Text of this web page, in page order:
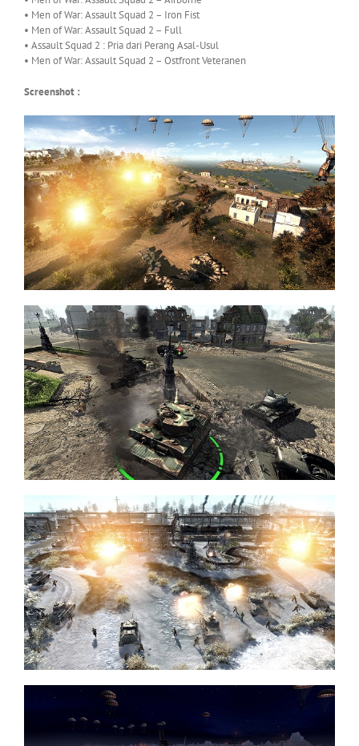
• Men of War: Assault Squad 2 – Iron Fist
• Men of War: Assault Squad 2 – Full
• Assault Squad 2 : Pria dari Perang Asal-Usul
• Men of War: Assault Squad 2 – Ostfront Veteranen
Screenshot :